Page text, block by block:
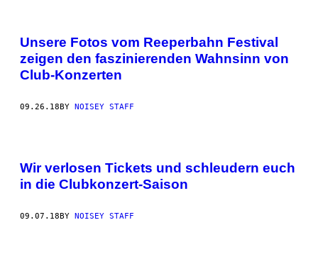
Unsere Fotos vom Reeperbahn Festival
zeigen den faszinierenden Wahnsinn von
Club-Konzerten
09.26.18BY NOISEY STAFF
Wir verlosen Tickets und schleudern euch
in die Clubkonzert-Saison
09.07.18 BY NOISEY STAFF